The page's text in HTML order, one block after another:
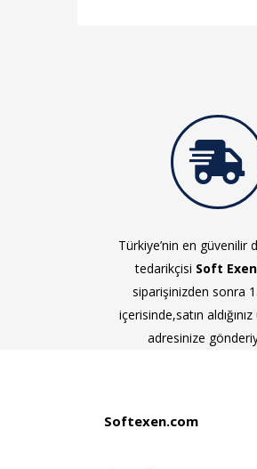
Türkiye’nin en güvenilir
tedarikçisi Soft Exen
siparişinizden sonra
içerisinde,satın
adresinize
Softexen.com